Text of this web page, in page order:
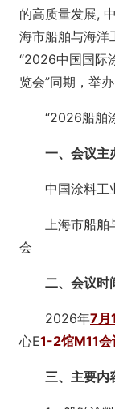
的高质量发展,
海市船舶与海洋
“2026中国国际
览会”同期，举办
“2026船舶涂
一、会议主
中国涂料工
上海市船舶与
会
二、会议时
2026年7
心E1-2馆M11会
三、主要内